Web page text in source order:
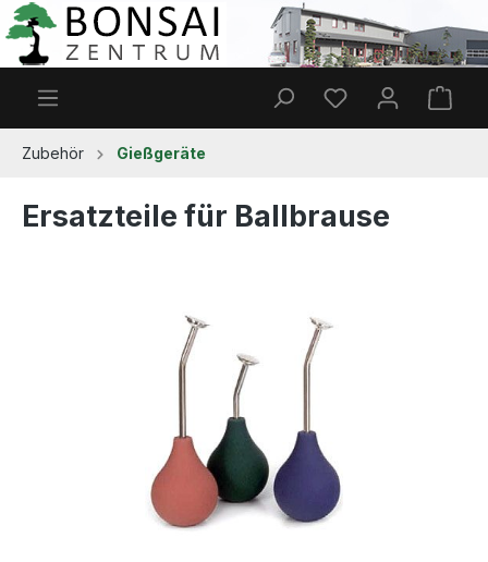
Zum Hauptinhalt springen
Du hast 0
Zubehör Gießgeräte
Ersatzteile für Ballbrause